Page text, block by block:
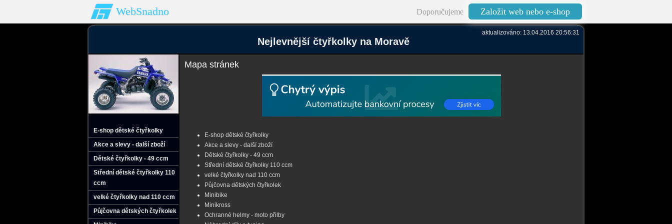
WebSnadno Doporučujeme Založit web nebo e-shop
aktualizováno: 13.04.2016 20:56:31
Nejlevnější čtyřkolky na Moravě
E-shop dětské čtyřkolky
Akce a slevy - další zboží
Dětské čtyřkolky - 49 ccm
Střední dětské čtyřkolky 110
ccm
velké čtyřkolky nad 110 ccm
Půjčovna dětských čtyřkolek
Mapa stránek
E-shop dětské čtyřkolky
Akce a slevy - další zboží
Dětské čtyřkolky - 49 ccm
Střední dětské čtyřkolky 110 ccm
velké čtyřkolky nad 110 ccm
Půjčovna dětských čtyřkolek
Minibike
Minikross
Ochranné helmy - moto přilby